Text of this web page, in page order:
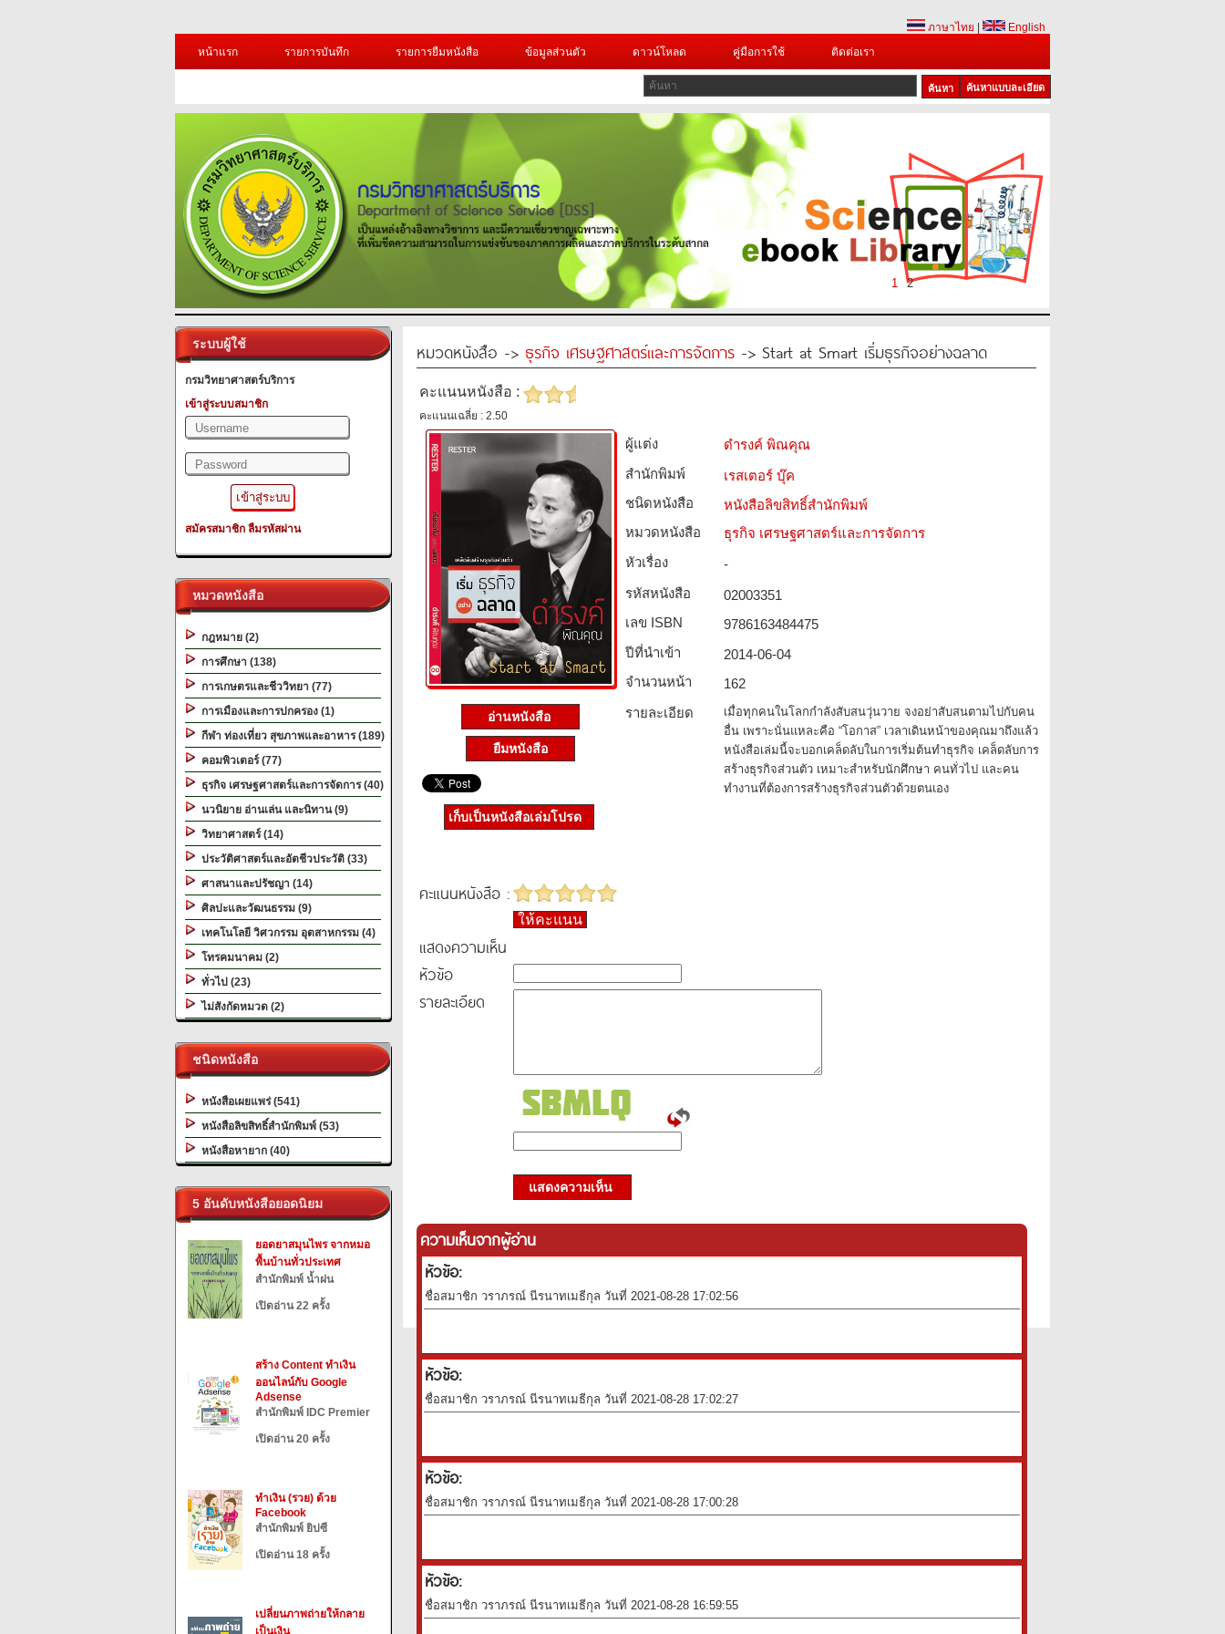
ภาษาไทย
English
หน้าแรก
รายการบันทึก รายการยืมหนังสือ ข้อมูลส่วนตัว ดาวน์โหลด คู่มือการใช้ ติดต่อเรา
ค้นหาแบบละเอียด
1 2
ระบบผู้ใช้
กรมวิทยาศาสตร์บริการ
เข้าสู่ระบบสมาชิก
สมัครสมาชิก ลืมรหัสผ่าน
หมวดหนังสือ
กฎหมาย (2)
การศึกษา (138)
การเกษตรและชีววิทยา (77)
การเมืองและการปกครอง (1)
กีฬา ท่องเที่ยว สุขภาพและอาหาร (189)
คอมพิวเตอร์ (77)
ธุรกิจ เศรษฐศาสตร์และการจัดการ (40)
นวนิยาย อ่านเล่น และนิทาน (9)
วิทยาศาสตร์ (14)
ประวัติศาสตร์และอัตชีวประวัติ (33)
ศาสนาและปรัชญา (14)
ศิลปะและวัฒนธรรม (9)
เทคโนโลยี วิศวกรรม อุตสาหกรรม (4)
โทรคมนาคม (2)
ทั่วไป (23)
ไม่สังกัดหมวด (2)
ชนิดหนังสือ
หนังสือเผยแพร่ (541)
หนังสือลิขสิทธิ์สำนักพิมพ์ (53)
หนังสือหายาก (40)
5 อันดับหนังสือยอดนิยม
ยอดยาสมุนไพร จากหมอ
พื้นบ้านทั่วประเทศ
สำนักพิมพ์ น้ำฝน
เปิดอ่าน 22 ครั้ง
สร้าง Content ทำเงิน
ออนไลน์กับ Google
Adsense
สำนักพิมพ์ IDC Premier
เปิดอ่าน 20 ครั้ง
ทำเงิน (รวย) ด้วย
Facebook
สำนักพิมพ์ ยิปซี
เปิดอ่าน 18 ครั้ง
เปลี่ยนภาพถ่ายให้กลาย
เป็นเงิน
หมวดหนังสือ -> ธุรกิจ เศรษฐศาสตร์และการจัดการ -> Start at Smart เริ่มธุรกิจอย่างฉลาด
คะแนนหนังสือ :
คะแนนเฉลี่ย : 2.50
อ่านหนังสือ
ยืมหนังสือ
ผู้แต่ง
ดำรงค์ พิณคุณ
สำนักพิมพ์
เรสเตอร์ บุ๊ค
ชนิดหนังสือ­
หนังสือลิขสิทธิ์สำนักพิมพ์
หมวดหนังสือ­
ธุรกิจ เศรษฐศาสตร์และการจัดการ
หัวเรื่อง
-
รหัสหนังสือ­
02003351
เลข ISBN
9786163484475
ปีที่นำเข้า
2014-06-04
จำนวนหน้า
162
รายละเอียด
เมื่อทุกคนในโลกกำลังสับสนวุ่นวาย จงอย่าสับสนตามไปกับคน
อื่น เพราะนั่นแหละคือ “โอกาส” เวลาเดินหน้าของคุณมาถึงแล้ว
หนังสือเล่มนี้จะบอกเคล็ดลับในการเริ่มต้นทำธุรกิจ เคล็ดลับการ
สร้างธุรกิจส่วนตัว เหมาะสำหรับนักศึกษา คนทั่วไป และคน
ทำงานที่ต้องการสร้างธุรกิจส่วนตัวด้วยตนเอง
เก็บเป็นหนังสือเล่มโปรด
คะแนนหนังสือ :
ให้คะแนน
แสดงความเห็น
หัวข้อ
รายละเอียด
แสดงความเห็น
ความเห็นจากผู้อ่าน
หัวข้อ:
ชื่อสมาชิก วราภรณ์ นีรนาทเมธีกุล วันที่ 2021-08-28 17:02:56
หัวข้อ:
ชื่อสมาชิก วราภรณ์ นีรนาทเมธีกุล วันที่ 2021-08-28 17:02:27
หัวข้อ:
ชื่อสมาชิก วราภรณ์ นีรนาทเมธีกุล วันที่ 2021-08-28 17:00:28
หัวข้อ:
ชื่อสมาชิก วราภรณ์ นีรนาทเมธีกุล วันที่ 2021-08-28 16:59:55